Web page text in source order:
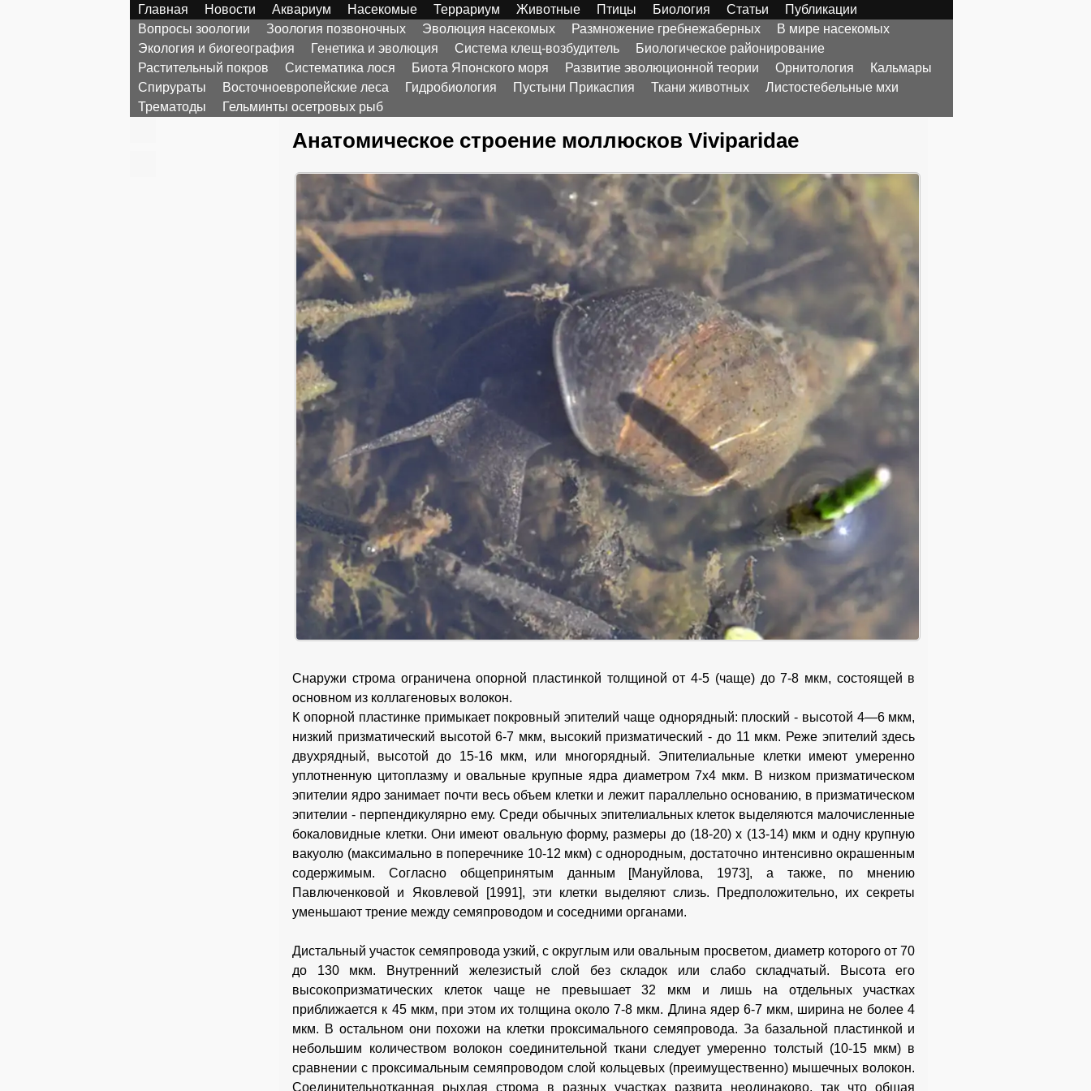
Главная Новости Аквариум Насекомые Террариум Животные Птицы Биология Статьи
Публикации
Вопросы зоологии
Зоология позвоночных Эволюция насекомых Размножение гребнежаберных
В мире насекомых
Экология и биогеография
Генетика и эволюция Система клещ-возбудитель
Биологическое районирование
Растительный покров
Систематика лося Биота Японского моря Развитие эволюционной теории Орнитология
Кальмары
Спирураты
Восточноевропейские леса Гидробиология Пустыни Прикаспия Ткани животных
Листостебельные мхи
Трематоды
Гельминты осетровых рыб
Анатомическое строение моллюсков Viviparidae
Снаружи строма ограничена опорной пластинкой толщиной от 4-5 (чаще) до 7-8 мкм, состоящей в
основном из коллагеновых волокон.
К опорной пластинке примыкает покровный эпителий чаще однорядный: плоский - высотой 4—6 мкм,
низкий призматический высотой 6-7 мкм, высокий призматический - до 11 мкм. Реже эпителий здесь
двухрядный, высотой до 15-16 мкм, или многорядный. Эпителиальные клетки имеют умеренно
уплотненную цитоплазму и овальные крупные ядра диаметром 7x4 мкм. В низком призматическом
эпителии ядро занимает почти весь объем клетки и лежит параллельно основанию, в призматическом
эпителии - перпендикулярно ему. Среди обычных эпителиальных клеток выделяются малочисленные
бокаловидные клетки. Они имеют овальную форму, размеры до (18-20) х (13-14) мкм и одну крупную
вакуолю (максимально в поперечнике 10-12 мкм) с однородным, достаточно интенсивно окрашенным
содержимым. Согласно общепринятым данным [Мануйлова, 1973], а также, по мнению
Павлюченковой и Яковлевой [1991], эти клетки выделяют слизь. Предположительно, их секреты
уменьшают трение между семяпроводом и соседними органами.
Дистальный участок семяпровода узкий, с округлым или овальным просветом, диаметр которого от 70
до 130 мкм. Внутренний железистый слой без складок или слабо складчатый. Высота его
высокопризматических клеток чаще не превышает 32 мкм и лишь на отдельных участках
приближается к 45 мкм, при этом их толщина около7-8 мкм. Длина ядер 6-7 мкм, ширина не более 4
мкм. В остальном они похожи на клетки проксимального семяпровода. За базальной пластинкой и
небольшим количеством волокон соединительной ткани следует умеренно толстый (10-15 мкм) в
сравнении с проксимальным семяпроводом слой кольцевых (преимущественно) мышечных волокон.
Соединительнотканная рыхлая строма в разных участках развита неодинаково, так что общая